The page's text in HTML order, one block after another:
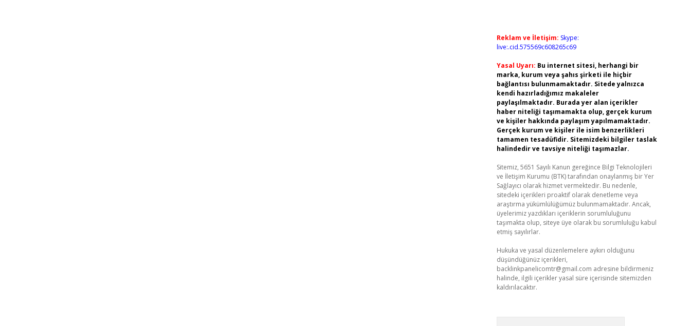
Reklam ve İletişim: Skype:
live:.cid.575569c608265c69
Yasal Uyarı: Bu internet sitesi, herhangi bir
marka, kurum veya şahıs şirketi ile hiçbir
bağlantısı bulunmamaktadır. Sitede yalnızca
kendi hazırladığımız makaleler
paylaşılmaktadır. Burada yer alan içerikler
haber niteliği taşımamakta olup, gerçek kurum
ve kişiler hakkında paylaşım yapılmamaktadır.
Gerçek kurum ve kişiler ile isim benzerlikleri
tamamen tesadüfidir. Sitemizdeki bilgiler taslak
halindedir ve tavsiye niteliği taşımazlar.
Sitemiz, 5651 Sayılı Kanun gereğince Bilgi Teknolojileri
ve İletişim Kurumu (BTK) tarafından onaylanmış bir Yer
Sağlayıcı olarak hizmet vermektedir. Bu nedenle,
sitedeki içerikleri proaktif olarak denetleme veya
araştırma yükümlülüğümüz bulunmamaktadır. Ancak,
üyelerimiz yazdıkları içeriklerin sorumluluğunu
taşımakta olup, siteye üye olarak bu sorumluluğu kabul
etmiş sayılırlar.
Hukuka ve yasal düzenlemelere aykırı olduğunu
düşündüğünüz içerikleri,
backlinkpanelicomtr@gmail.com adresine bildirmeniz
halinde, ilgili içerikler yasal süre içerisinde sitemizden
kaldırılacaktır.